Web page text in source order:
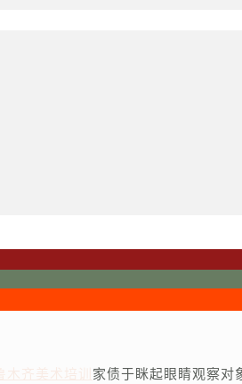
木齐美术培训 家债于眯起眼睛观察对